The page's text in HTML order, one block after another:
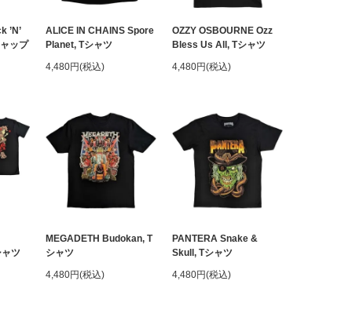
’N’
ップ
ALICE IN CHAINS Spore
Planet, Tシャツ
4,480円(税込)
OZZY OSBOURNE Ozz
Bless Us All, Tシャツ
4,480円(税込)
ツ
MEGADETH Budokan, T
シャツ
4,480円(税込)
PANTERA Snake &
Skull, Tシャツ
4,480円(税込)